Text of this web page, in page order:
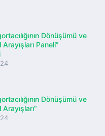
Dönüşümü ve
Paneli”
Dönüşümü ve